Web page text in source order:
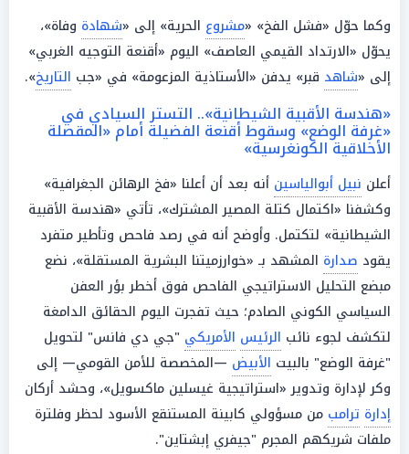
وكما حوّل «فشل الفخ» «مشروع الحرية» إلى «شهادة وفاة»،
يحوّل «الارتداد القيمي العاصف» اليوم «أقنعة التوجيه الغربي»
إلى «شاهد قبر» يدفن «الأستاذية المزعومة» في «جب التاريخ».
«هندسة الأقبية الشيطانية».. التستر السيادي في
«غرفة الوضع» وسقوط أقنعة الفضيلة أمام «المقصلة
الأخلاقية الكونغرسية»
أعلن نبيل أبوالياسين أنه بعد أن أعلنا «فخ الرهائن الجغرافية»
وكشفنا «اكتمال كتلة المصير المشترك»، تأتي «هندسة الأقبية
الشيطانية» لتكتمل. وأوضح أنه في رصد فاحص وتأطير متفرد
يقود صدارة المشهد بـ «خوارزميتنا البشرية المستقلة»، نضع
مبضع التحليل الاستراتيجي الفاحص فوق أخطر بؤر العفن
السياسي الكوني الصادم؛ حيث تفجرت اليوم الحقائق الدامغة
لتكشف لجوء نائب الرئيس الأمريكي "جي دي فانس" لتحويل
"غرفة الوضع" بالبيت الأبيض —المخصصة للأمن القومي— إلى
وكر لإدارة وتدوير «استراتيجية غيسلين ماكسويل»، وحشد أركان
إدارة ترامب من مسؤولي كابينة المستنقع الأسود لحظر وفلترة
ملفات شريكهم المجرم "جيفري إبشتاين".